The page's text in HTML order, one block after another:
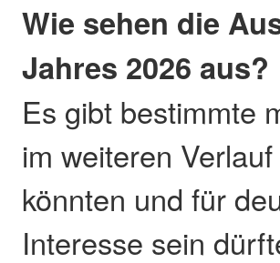
Wie sehen die
Jahres 2026 aus?
Es gibt bestimmte
im weiteren
könnten und für
Interesse sein